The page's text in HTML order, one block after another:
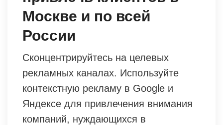
Москве и по всей
России
Сконцентрируйтесь на целевых
рекламных каналах. Используйте
контекстную рекламу в Google и
Яндексе для привлечения внимания
компаний, нуждающихся в